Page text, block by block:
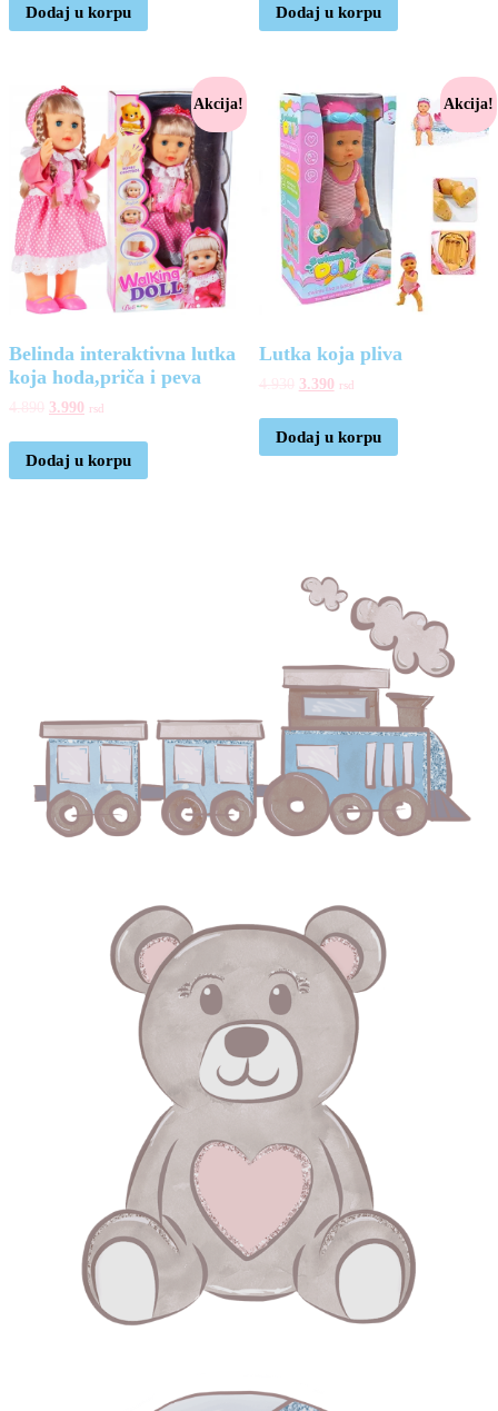
Dodaj u korpu Dodaj u korpu
Akcija!
Belinda interaktivna lutka
koja hoda,priča i peva
3.990 rsd
Dodaj u korpu
Akcija!
Lutka koja pliva
3.390 rsd
Dodaj u korpu